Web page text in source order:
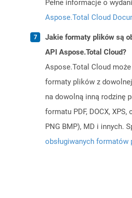
Pełne informacje o
Aspose.Total Cloud
Jakie formaty plików są
API Aspose.Total Cloud?
Aspose.Total Cloud
formaty plików z
na dowolną inną rodzinę
formatu PDF, DOCX, XPS,
PNG BMP), MD i innych.
obsługiwanych formatów